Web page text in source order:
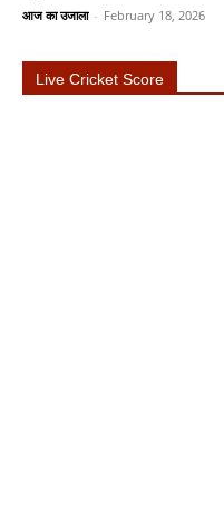
आज का उजाला - February 18, 2026
Live Cricket Score